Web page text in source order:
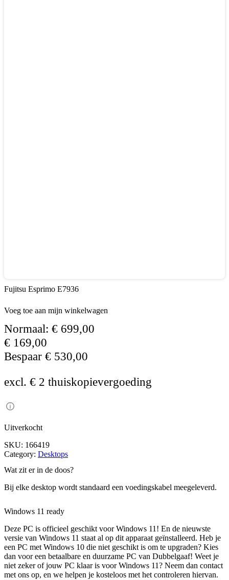
Fujitsu Esprimo E7936
Voeg toe aan mijn winkelwagen
Normaal: € 699,00
€ 169,00
Bespaar € 530,00
excl. € 2 thuiskopievergoeding
Uitverkocht
SKU: 166419
Category: Desktops
Wat zit er in de doos?
Bij elke desktop wordt standaard een voedingskabel meegeleverd.
Windows 11 ready
Deze PC is officieel geschikt voor Windows 11! En de nieuwste
versie van Windows 11 staat al op dit apparaat geïnstalleerd. Heb je
een PC met Windows 10 die niet geschikt is om te upgraden? Kies
dan voor een betaalbare en duurzame PC van Dubbelgaaf! Weet je
niet zeker of jouw PC klaar is voor Windows 11? Neem dan contact
met ons op, en we helpen je kosteloos met het controleren hiervan.